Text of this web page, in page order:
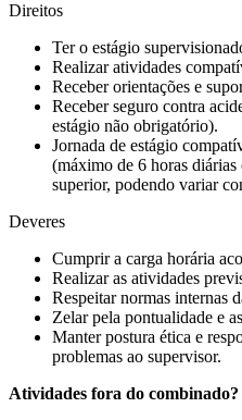
Direitos
Ter o estágio
Realizar atividades
Receber orientações e
Receber seguro contra
estágio não obrigatório).
Jornada de estágio
(máximo de 6 horas diárias
superior, podendo variar
Deveres
Cumprir a carga horária
Realizar as atividades
Respeitar normas internas
Zelar pela pontualidade e
Manter postura ética e
problemas ao supervisor.
Atividades fora do combinado?